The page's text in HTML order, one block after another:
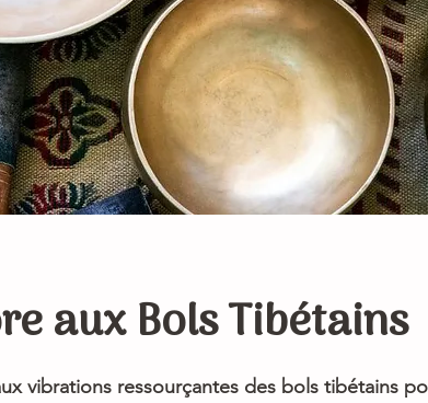
aux Bols Tibétains
vibrations ressourçantes des bols tibétains